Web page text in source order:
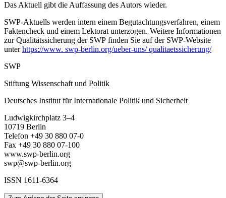
Das Aktuell gibt die Auffassung des Autors wieder.
SWP-Aktuells werden intern einem Begutachtungsverfah­ren, einem
Faktencheck und einem Lektorat unterzogen. Weitere Informationen
zur Qualitätssicherung der SWP finden Sie auf der SWP-Website
unterhttps://www. swp-berlin.org/ueber-uns/ qualitaetssicherung/
SWP
Stiftung Wissenschaft und Politik
Deutsches Institut für Internationale Politik und Sicherheit
Ludwigkirchplatz 3–4
10719 Berlin
Telefon +49 30 880 07-0
Fax +49 30 880 07-100
www.swp-berlin.org
swp@swp-berlin.org
ISSN 1611-6364